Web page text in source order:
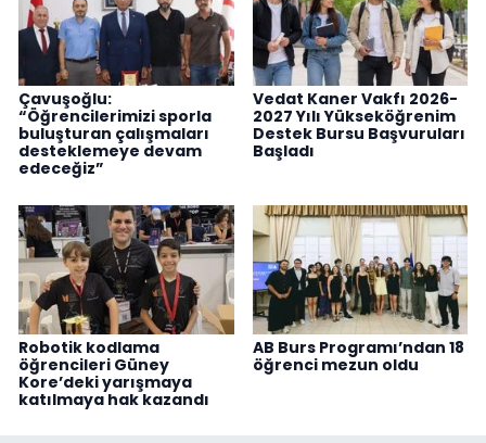
Çavuşoğlu:
“Öğrencilerimizi sporla
buluşturan çalışmaları
desteklemeye devam
edeceğiz”
Vedat Kaner Vakfı 2026-
2027 Yılı Yükseköğrenim
Destek Bursu Başvuruları
Başladı
Robotik kodlama
öğrencileri Güney
Kore’deki yarışmaya
katılmaya hak kazandı
AB Burs Programı’ndan 18
öğrenci mezun oldu